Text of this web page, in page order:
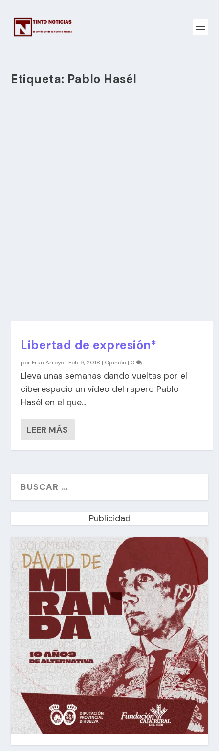
Etiqueta: Pablo Hasél
Libertad de expresión*
por Fran Arroyo | Feb 9, 2018 | Opinión | 0
Lleva unas semanas dando vueltas por el
ciberespacio un vídeo del rapero Pablo
Hasél en el que...
LEER MÁS
Publicidad